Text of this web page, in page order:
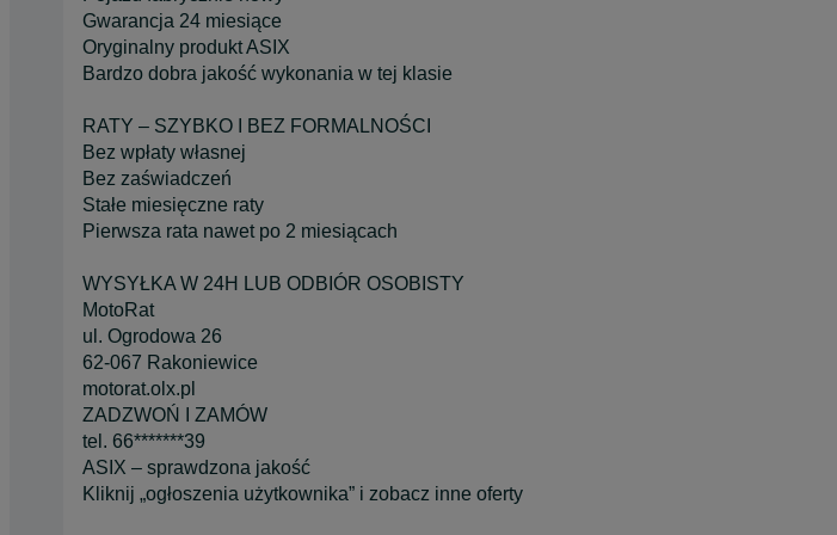
Gwarancja 24 miesiące
Oryginalny produkt ASIX
Bardzo dobra jakość wykonania w tej klasie
RATY – SZYBKO I BEZ FORMALNOŚCI
Bez wpłaty własnej
Bez zaświadczeń
Stałe miesięczne raty
Pierwsza rata nawet po 2 miesiącach
WYSYŁKA W 24H LUB ODBIÓR OSOBISTY
MotoRat
ul. Ogrodowa 26
62-067 Rakoniewice
motorat.olx.pl
ZADZWOŃ I ZAMÓW
tel. 66*******39
ASIX – sprawdzona jakość
Kliknij „ogłoszenia użytkownika” i zobacz inne oferty